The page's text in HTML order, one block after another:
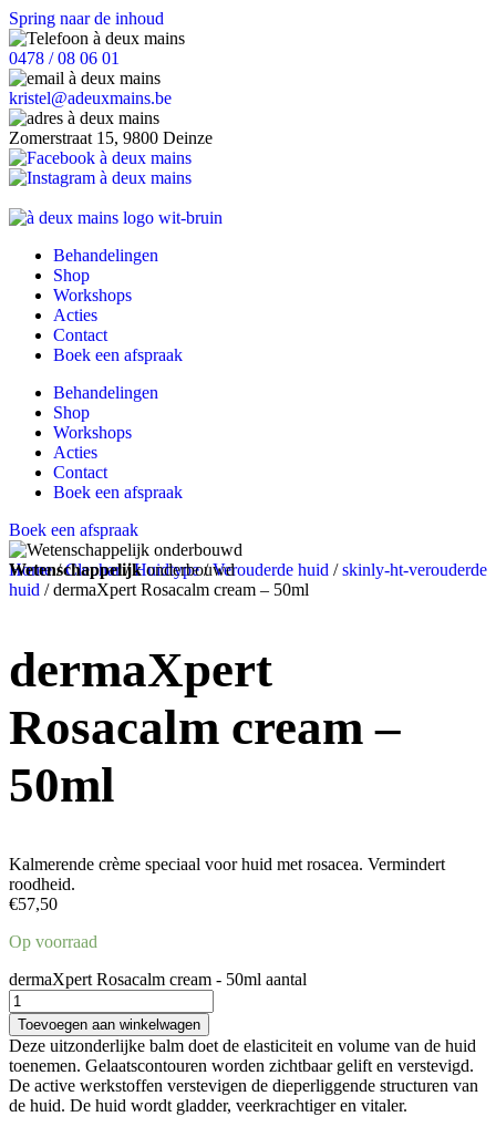
Spring naar de inhoud
0478 / 08 06 01
kristel@adeuxmains.be
Zomerstraat 15, 9800 Deinze
Behandelingen
Shop
Workshops
Acties
Contact
Boek een afspraak
Behandelingen
Shop
Workshops
Acties
Contact
Boek een afspraak
Boek een afspraak
Altijd hetzelfde,vertrouwde gezicht
Dermatocosmetisch, Belgische merken
Wetenschappelijkonderbouwd
Praktijk inDeinzeenMachelen
Home/Clephar/Huidtype/Verouderde huid /skinly-ht-verouderde
huid / dermaXpert Rosacalm cream – 50ml
dermaXpert
Rosacalm cream –
50ml
Kalmerende crème speciaal voor huid met rosacea. Vermindert
roodheid.
€57,50
Op voorraad
dermaXpert Rosacalm cream - 50ml aantal
Toevoegen aan winkelwagen
Deze uitzonderlijke balm doet de elasticiteit en volume van de huid
toenemen. Gelaatscontouren worden zichtbaar gelift en verstevigd.
De active werkstoffen verstevigen de dieperliggende structuren van
de huid. De huid wordt gladder, veerkrachtiger en vitaler.